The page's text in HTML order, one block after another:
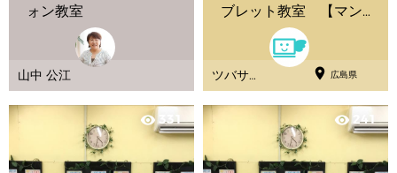
ォン教室
山中 公江
ブレット教室 【マン
ツーマンレッスン】
ツバサパ
ソコン教
室
 広島県
visibility 331 visibility 241